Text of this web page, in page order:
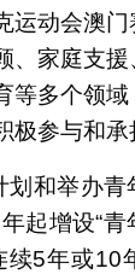
运动会澳
、家庭支
等多个领
参与和承
划和举办青
起增设“
续5年或10